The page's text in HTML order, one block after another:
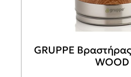
GRUPPE
WOOD